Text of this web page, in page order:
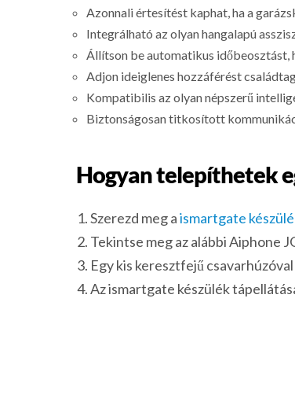
Azonnali értesítést kaphat, ha a
Integrálható az olyan hangalapú
Állítson be automatikus
Adjon ideiglenes hozzáférést
Kompatibilis az olyan népszerű
Biztonságosan titkosított
Hogyan telepíthetek
Szerezd meg aismartgate
Tekintse meg az alábbi Aiphone
Egy kis keresztfejű
Az ismartgate készülék